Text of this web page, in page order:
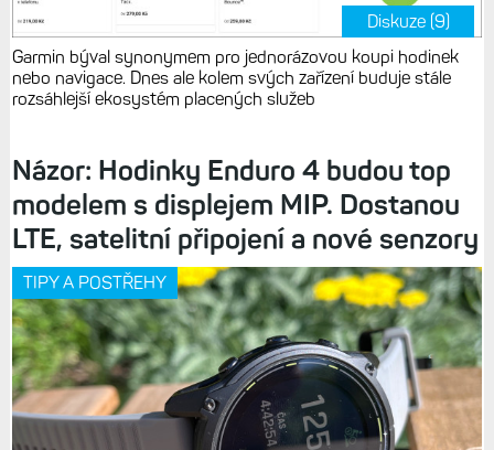
Diskuze (9)
Garmin býval synonymem pro jednorázovou koupi hodinek
nebo navigace. Dnes ale kolem svých zařízení buduje stále
rozsáhlejší ekosystém placených služeb
Názor: Hodinky Enduro 4 budou top
modelem s displejem MIP. Dostanou
LTE, satelitní připojení a nové senzory
TIPY A POSTŘEHY